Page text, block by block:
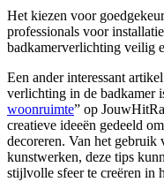
Het kiezen voor
professionals voor
badkamerverlichting veilig
Een ander interessant
verlichting in de badkamer
woonruimte” op
creatieve ideeën gedeeld
decoreren. Van het gebruik
kunstwerken, deze tips
stijlvolle sfeer te creëren in